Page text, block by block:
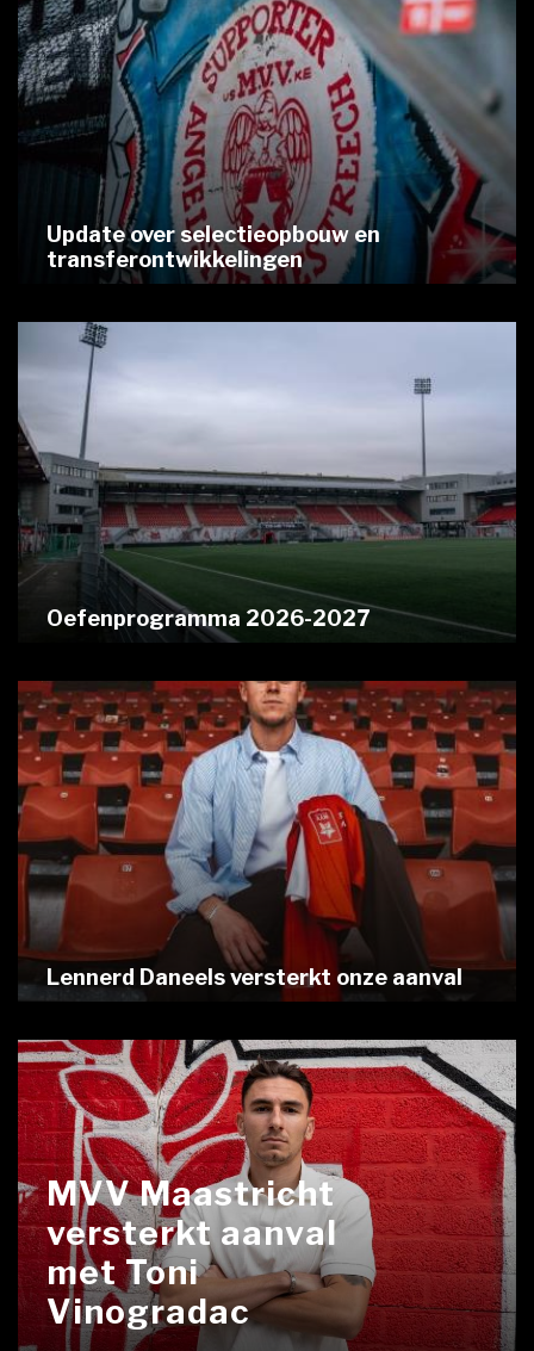
Update over selectieopbouw en
transferontwikkelingen
Oefenprogramma 2026-2027
Lennerd Daneels versterkt onze aanval
MVV Maastricht
versterkt aanval
met Toni
Vinogradac